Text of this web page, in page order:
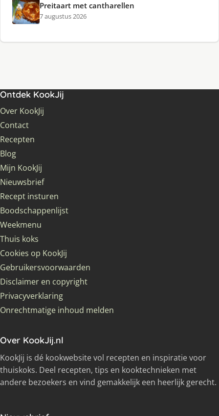
Preitaart met cantharellen
7 augustus 2026
Ontdek KookJij
Over KookJij
Contact
Recepten
Blog
Mijn KookJij
Nieuwsbrief
Recept insturen
Boodschappenlijst
Weekmenu
Thuis koks
Cookies op KookJij
Gebruikersvoorwaarden
Disclaimer en copyright
Privacyverklaring
Onrechtmatige inhoud melden
Over KookJij.nl
KookJij is dé kookwebsite vol recepten en inspiratie voor
thuiskoks. Deel recepten, tips en kooktechnieken met
andere bezoekers en vind gemakkelijk een heerlijk gerecht.